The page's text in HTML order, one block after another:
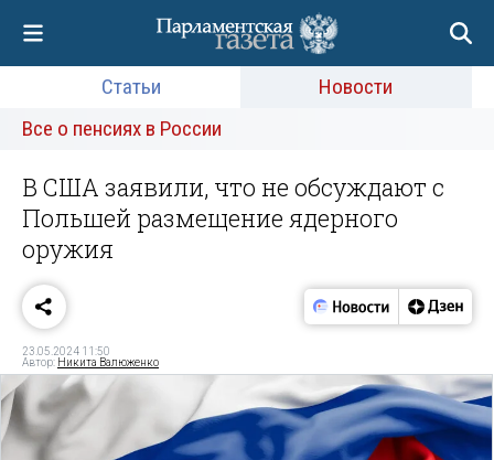
Статьи
Новости
Все о пенсиях в России
В США заявили, что не обсуждают с
Польшей размещение ядерного
оружия
23.05.2024 11:50
Автор: Никита Валюженко